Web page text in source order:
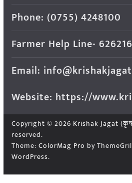
Phone: (0755) 4248100
Farmer Help Line-
Email:
Website: https://
Copyright © 2026 Krishak Jagat
reserved.
Theme: ColorMag Pro by
WordPress.